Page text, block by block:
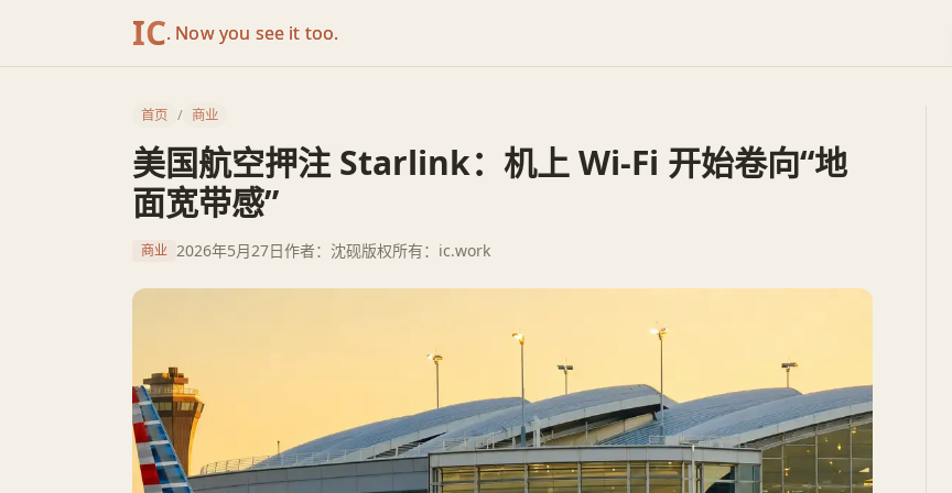
IC. Now you see it too.
首页 / 商业
美国航空押注 Starlink：机上 Wi‑Fi 开始卷向“地
面宽带感”
商业 2026年5月27日作者：沈砚版权所有：ic.work